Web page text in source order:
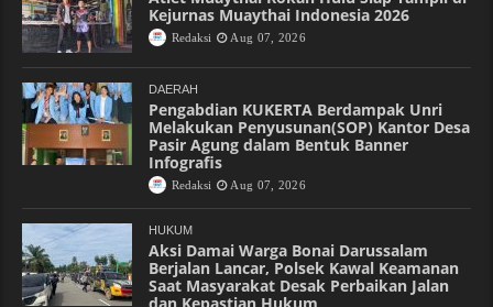
Kejurnas Muaythai Indonesia 2026
Redaksi Aug 07, 2026
DAERAH
Pengabdian KUKERTA Berdampak Unri
Melakukan Penyusunan(SOP) Kantor Desa
Pasir Agung dalam Bentuk Banner
Infografis
Redaksi Aug 07, 2026
HUKUM
Aksi Damai Warga Bonai Darussalam
Berjalan Lancar, Polsek Kawal Keamanan
Saat Masyarakat Desak Perbaikan Jalan